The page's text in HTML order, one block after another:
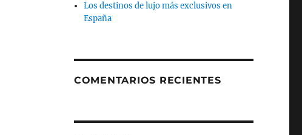
de Gaztelugatxe»Los destinos de lujo más exclusivos en
España
COMENTARIOS RECIENTES